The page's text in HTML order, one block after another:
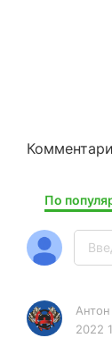
По
Антон
2022